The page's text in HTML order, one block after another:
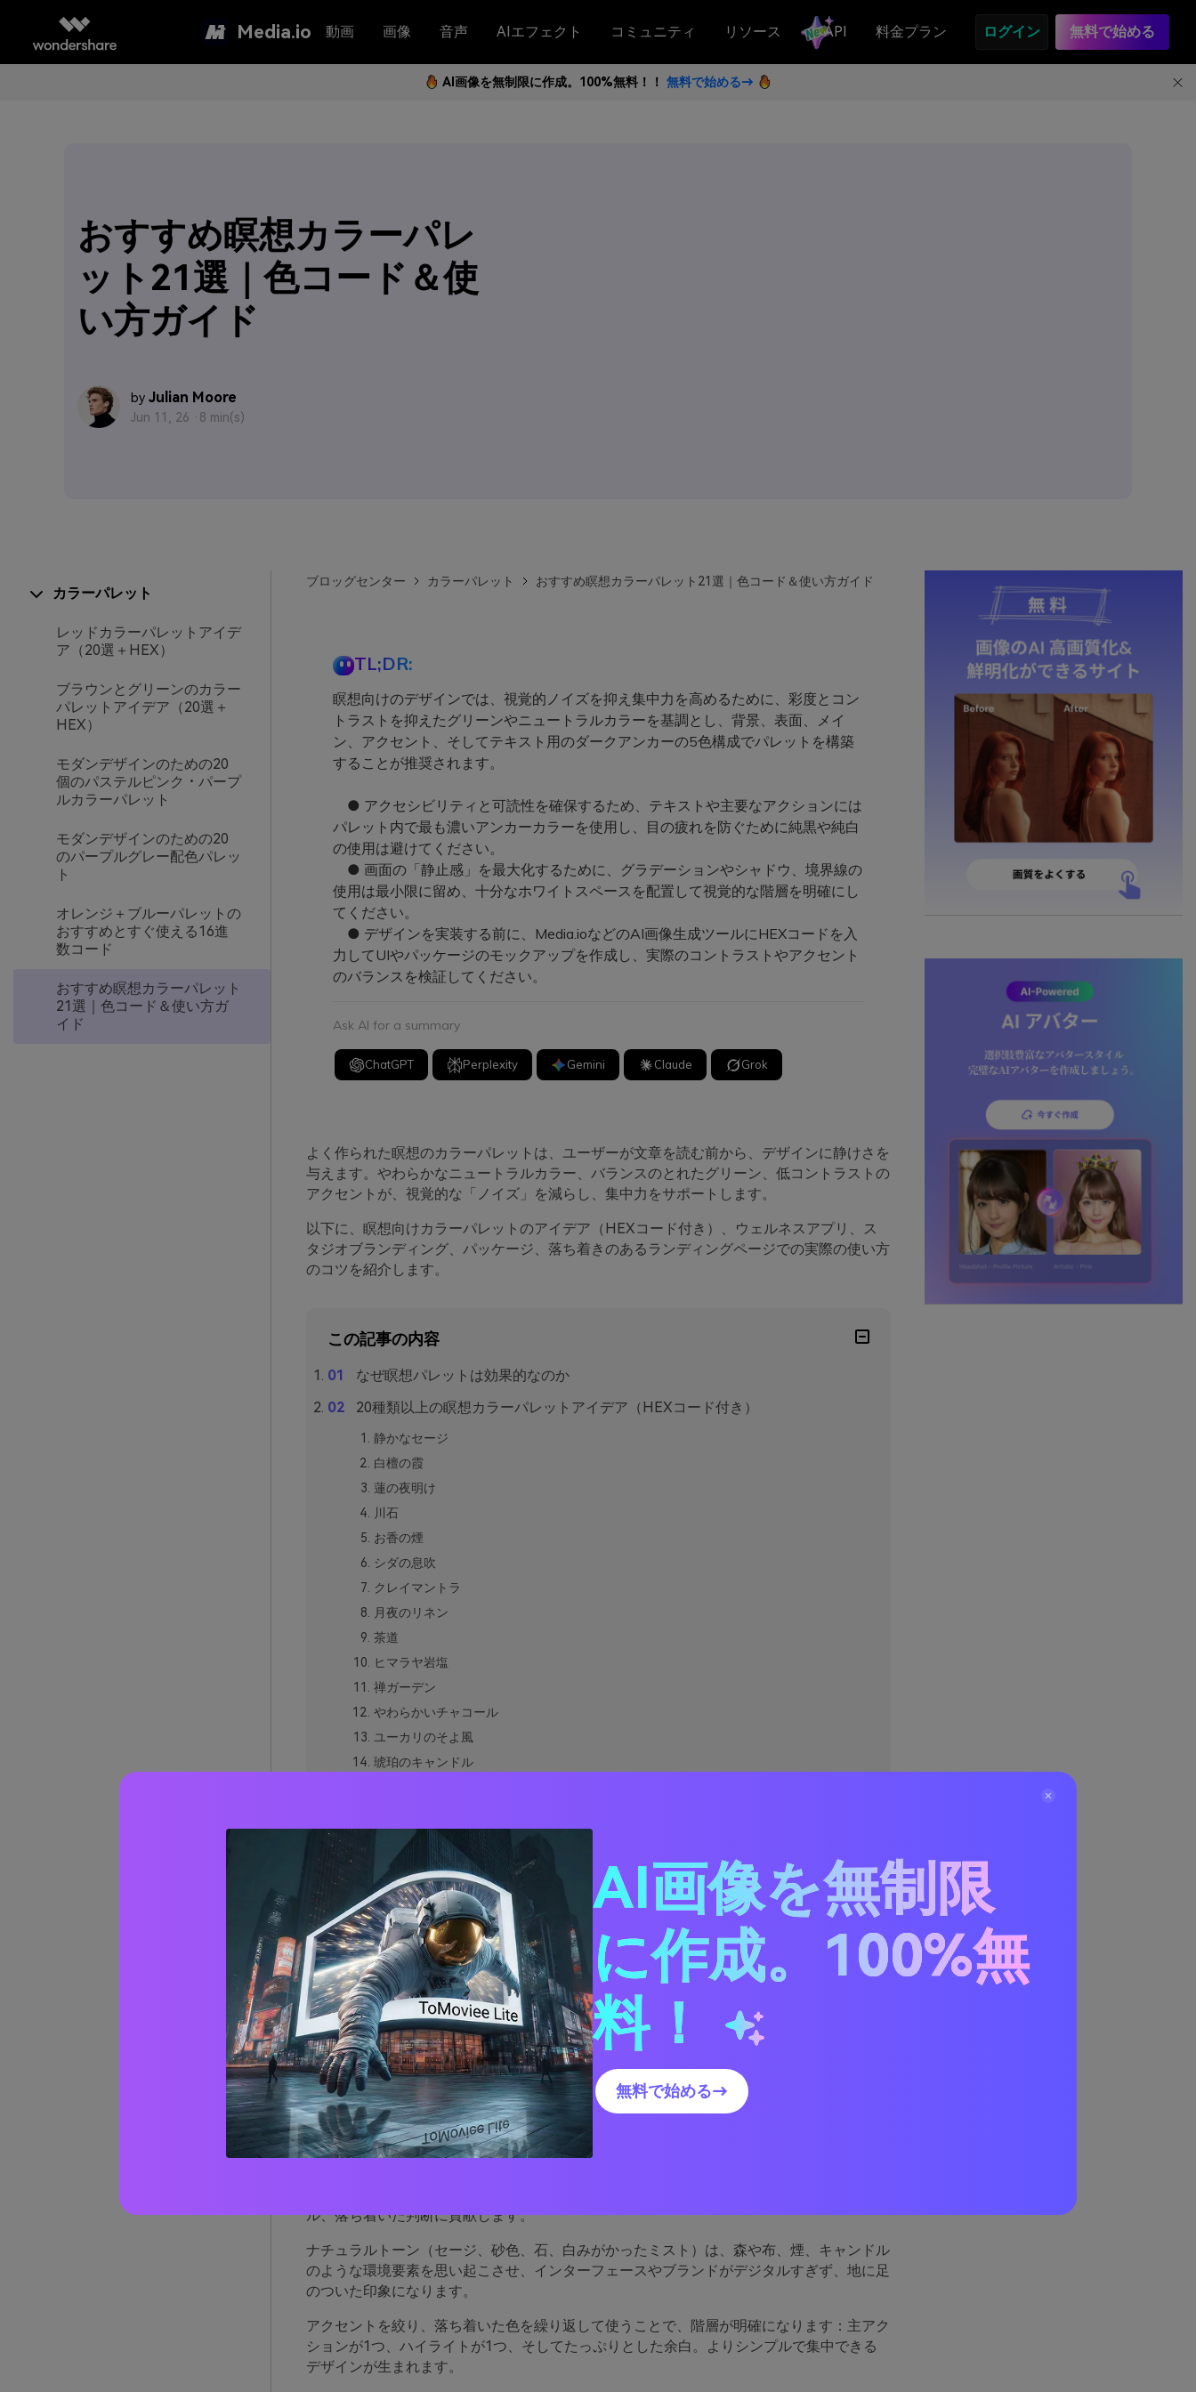
Media.io 動画 画像 音声 AIエフェクト コミュニティ リソース API 料金プラン ログイン 無料で始める
AI画像を無制限に作成。100%無料！！ 無料で始める→
おすすめ瞑想カラーパレ
ット21選｜色コード＆使
い方ガイド
by Julian Moore
Jun 11, 26 · 8 min(s)
カラーパレット
レッドカラーパレットアイデ
ア（20選＋HEX）
ブラウンとグリーンのカラー
パレットアイデア（20選＋
HEX）
モダンデザインのための20
個のパステルピンク・パープ
ルカラーパレット
モダンデザインのための20
のパープルグレー配色パレッ
ト
オレンジ＋ブルーパレットの
おすすめとすぐ使える16進
数コード
おすすめ瞑想カラーパレット
21選｜色コード＆使い方ガ
イド
ブロッグセンター カラーパレット おすすめ瞑想カラーパレット21選｜色コード＆使い方ガイド
TL;DR:
瞑想向けのデザインでは、視覚的ノイズを抑え集中力を高めるために、彩度とコン
トラストを抑えたグリーンやニュートラルカラーを基調とし、背景、表面、メイ
ン、アクセント、そしてテキスト用のダークアンカーの5色構成でパレットを構築
することが推奨されます。
● アクセシビリティと可読性を確保するため、テキストや主要なアクションには
パレット内で最も濃いアンカーカラーを使用し、目の疲れを防ぐために純黒や純白
の使用は避けてください。
● 画面の「静止感」を最大化するために、グラデーションやシャドウ、境界線の
使用は最小限に留め、十分なホワイトスペースを配置して視覚的な階層を明確にし
てください。
● デザインを実装する前に、Media.ioなどのAI画像生成ツールにHEXコードを入
力してUIやパッケージのモックアップを作成し、実際のコントラストやアクセント
のバランスを検証してください。
Ask AI for a summary
ChatGPT Perplexity Gemini Claude Grok
よく作られた瞑想のカラーパレットは、ユーザーが文章を読む前から、デザインに静けさを
与えます。やわらかなニュートラルカラー、バランスのとれたグリーン、低コントラストの
アクセントが、視覚的な「ノイズ」を減らし、集中力をサポートします。
以下に、瞑想向けカラーパレットのアイデア（HEXコード付き）、ウェルネスアプリ、ス
タジオブランディング、パッケージ、落ち着きのあるランディングページでの実際の使い方
のコツを紹介します。
この記事の内容
なぜ瞑想パレットは効果的なのか
20種類以上の瞑想カラーパレットアイデア（HEXコード付き）
静かなセージ
白檀の霞
蓮の夜明け
川石
お香の煙
シダの息吹
クレイマントラ
月夜のリネン
茶道
ヒマラヤ岩塩
禅ガーデン
やわらかいチャコール
ユーカリのそよ風
琥珀のキャンドル
ラベンダーの吐息
海辺の隠れ家
ゴールデンアワーの静けさ
夜のスタジオ
雨の寺院
瞑想に合う色は？
瞑想カラーパレットの実践的なデザイン活用法
AIで瞑想パレットのビジュアルを作成
なぜ瞑想パレットは効果的なのか
ル、落ち着いた判断に貢献します。
ナチュラルトーン（セージ、砂色、石、白みがかったミスト）は、森や布、煙、キャンドル
のような環境要素を思い起こさせ、インターフェースやブランドがデジタルすぎず、地に足
のついた印象になります。
アクセントを絞り、落ち着いた色を繰り返して使うことで、階層が明確になります：主アク
ションが1つ、ハイライトが1つ、そしてたっぷりとした余白。よりシンプルで集中できる
デザインが生まれます。
AI画像を無制限
に作成。100%無
料！
無料で始める→